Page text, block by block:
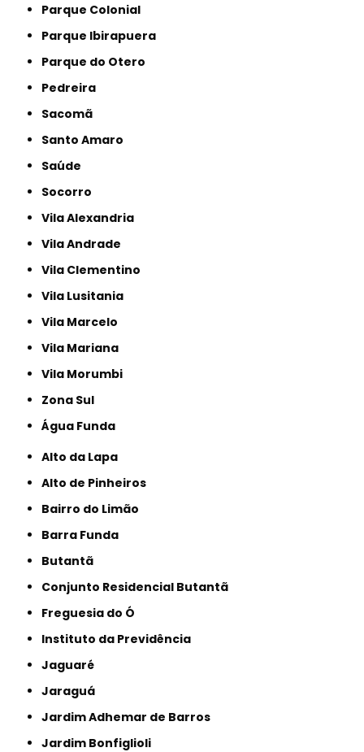
Parque Colonial
Parque Ibirapuera
Parque do Otero
Pedreira
Sacomã
Santo Amaro
Saúde
Socorro
Vila Alexandria
Vila Andrade
Vila Clementino
Vila Lusitania
Vila Marcelo
Vila Mariana
Vila Morumbi
Zona Sul
Água Funda
Alto da Lapa
Alto de Pinheiros
Bairro do Limão
Barra Funda
Butantã
Conjunto Residencial Butantã
Freguesia do Ó
Instituto da Previdência
Jaguaré
Jaraguá
Jardim Adhemar de Barros
Jardim Bonfiglioli